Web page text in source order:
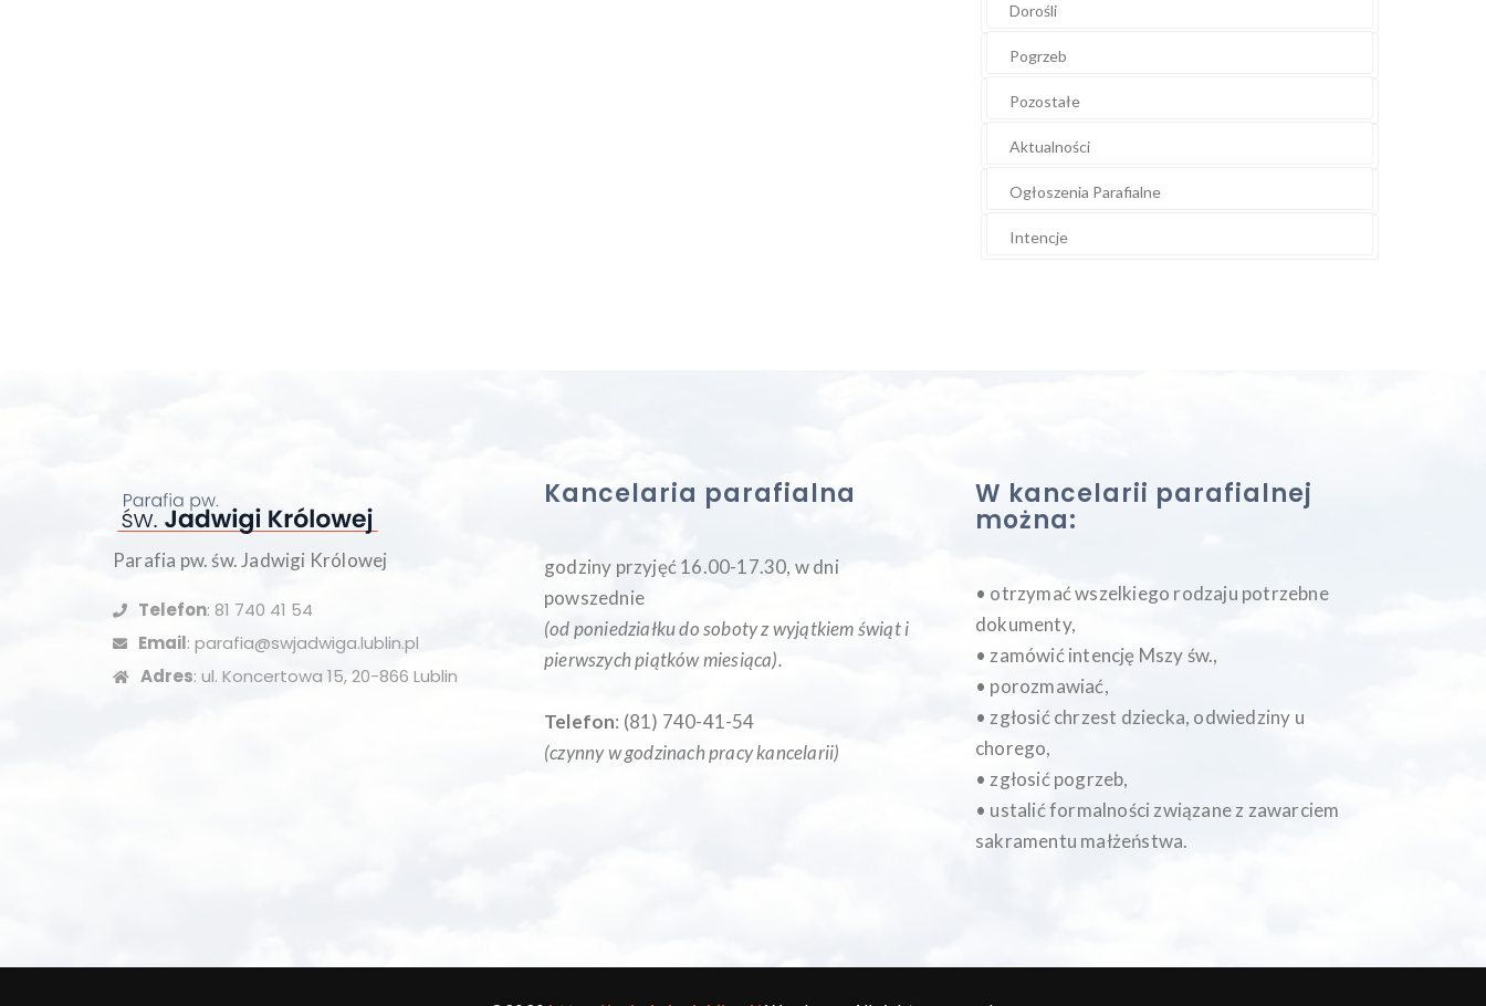
Dorośli
Pogrzeb
Pozostałe
Aktualności
Ogłoszenia Parafialne
Intencje
Parafia pw. św. Jadwigi Królowej
Telefon: 81 740 41 54
Email: parafia@swjadwiga.lublin.pl
Adres: ul. Koncertowa 15, 20-866 Lublin
Kancelaria parafialna
godziny przyjęć 16.00-17.30, w dni
powszednie
(od poniedziałku do soboty z wyjątkiem świąt i
pierwszych piątków miesiąca).
Telefon: (81) 740-41-54
(czynny w godzinach pracy kancelarii)
W kancelarii parafialnej
można:
• otrzymać wszelkiego rodzaju potrzebne
dokumenty,
• zamówić intencję Mszy św.,
• porozmawiać,
• zgłosić chrzest dziecka, odwiedziny u
chorego,
• zgłosić pogrzeb,
• ustalić formalności związane z zawarciem
sakramentu małżeństwa.